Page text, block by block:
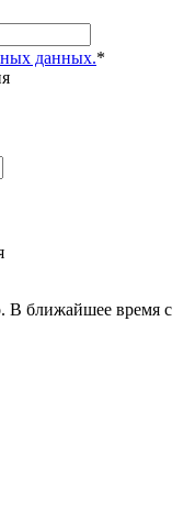
данных.*
В ближайшее время с